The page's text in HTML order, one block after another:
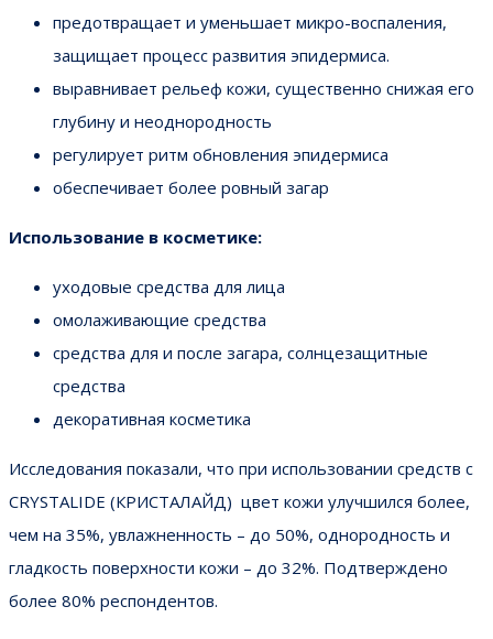
предотвращает и уменьшает микро-воспаления,
защищает процесс развития эпидермиса.
выравнивает рельеф кожи, существенно снижая его
глубину и неоднородность
регулирует ритм обновления эпидермиса
обеспечивает более ровный загар
Использование в косметике:
уходовые средства для лица
омолаживающие средства
средства для и после загара, солнцезащитные
средства
декоративная косметика
Исследования показали, что при использовании средств с
CRYSTALIDE (КРИСТАЛАЙД) цвет кожи улучшился более,
чем на 35%, увлажненность – до 50%, однородность и
гладкость поверхности кожи – до 32%. Подтверждено
более 80% респондентов.